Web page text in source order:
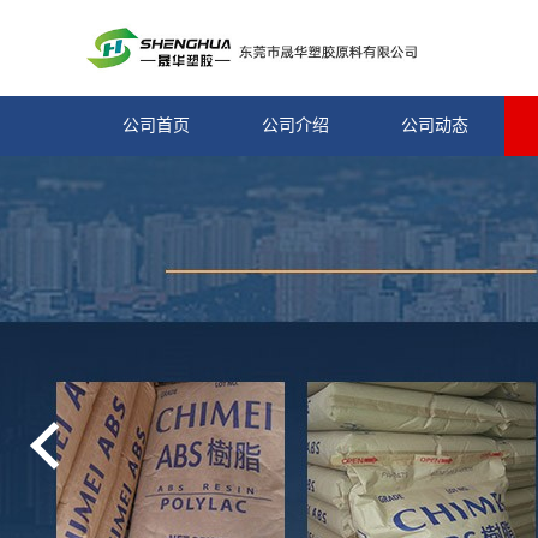
公司首页 公司介绍 公司动态